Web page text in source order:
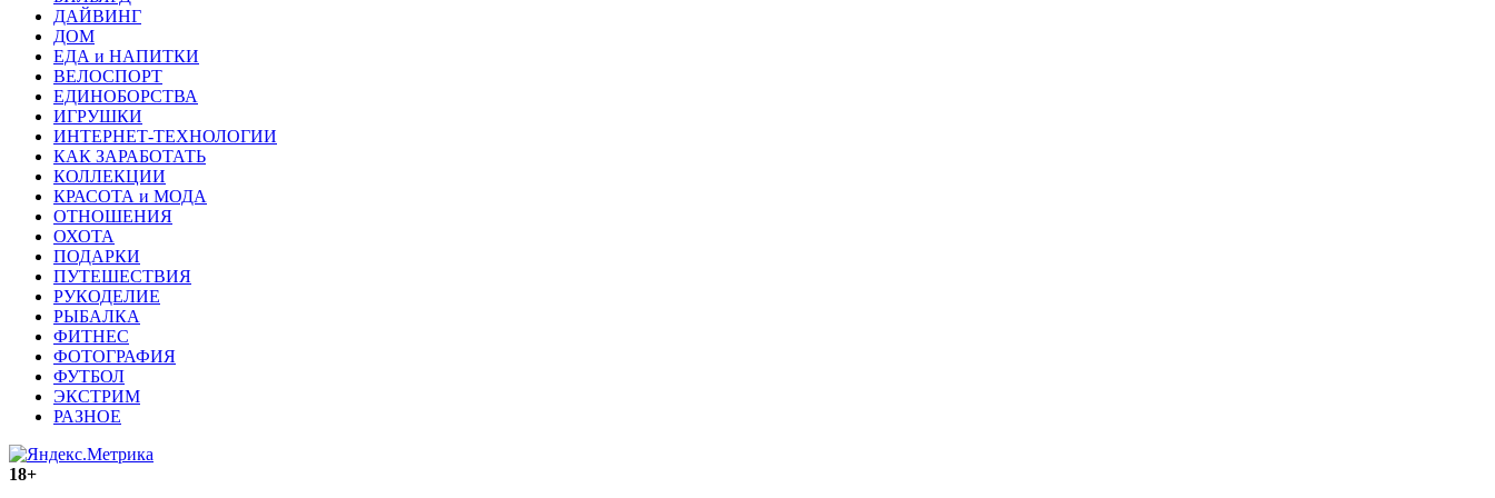
ДАЙВИНГ
ДОМ
ЕДА и НАПИТКИ
ВЕЛОСПОРТ
ЕДИНОБОРСТВА
ИГРУШКИ
ИНТЕРНЕТ-ТЕХНОЛОГИИ
КАК ЗАРАБОТАТЬ
КОЛЛЕКЦИИ
КРАСОТА и МОДА
ОТНОШЕНИЯ
ОХОТА
ПОДАРКИ
ПУТЕШЕСТВИЯ
РУКОДЕЛИЕ
РЫБАЛКА
ФИТНЕС
ФОТОГРАФИЯ
ФУТБОЛ
ЭКСТРИМ
РАЗНОЕ
18+